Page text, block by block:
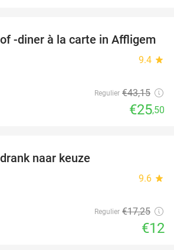
41%
-diner à la carte in Affligem
9.4 star
Regulier €43,15
€25,50
naar keuze
9.6 star
Regulier €17,25
€12